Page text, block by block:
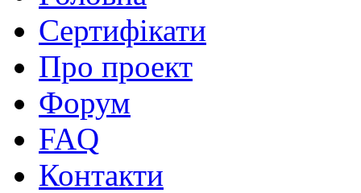
Сертифікати
Про проект
Форум
FAQ
Контакти